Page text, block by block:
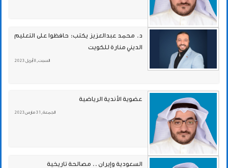
د. محمد عبدالعزيز يكتب: حافظوا على التعليم
الديني منارة للكويت
السبت , 8 أبريل 2023
عضوية الأندية الرياضية
الجمعة , 31 مارس 2023
السعودية وإيران .. مصالحة تاريخية